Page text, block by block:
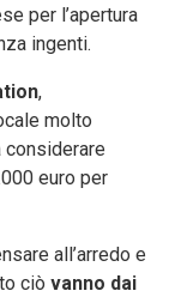
per l’apertura
ingenti.
,
molto
considerare
euro per
all’arredo e
ciò vanno dai